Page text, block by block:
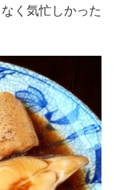
く気忙しかった